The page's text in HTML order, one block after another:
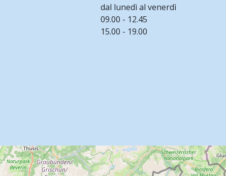
dal lunedì al venerdì
09.00 - 12.45
15.00 - 19.00